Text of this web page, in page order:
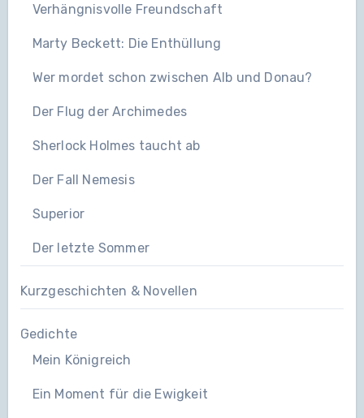
Verhängnisvolle Freundschaft
Marty Beckett: Die Enthüllung
Wer mordet schon zwischen Alb und Donau?
Der Flug der Archimedes
Sherlock Holmes taucht ab
Der Fall Nemesis
Superior
Der letzte Sommer
Kurzgeschichten & Novellen
Gedichte
Mein Königreich
Ein Moment für die Ewigkeit